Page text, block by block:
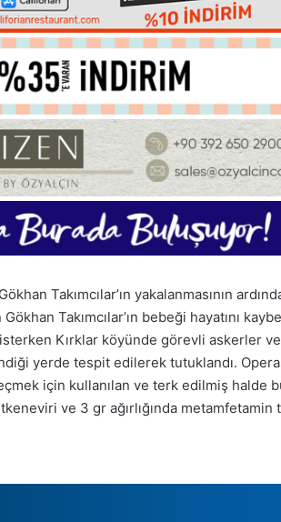
Takımcılar’ın yakalanmasının
Takımcılar’ın bebeği hayatını
isterken Kırklar köyünde görevli askerler
yerde tespit edilerek tutuklandı.
için kullanılan ve terk edilmiş halde
ve 3 gr ağırlığında